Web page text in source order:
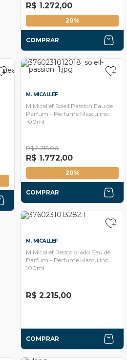
R$ 1.272,00
20%
COMPRAR
M. MICALLEF
M.Micallef Soleil Passion Eau de
Parfum - Perfume Masculino
100ml
R$ 2.215,00
R$ 1.772,00
20%
COMPRAR
M. MICALLEF
M.Micallef Redcolorado Eau de
Parfum - Perfume Masculino
100ml
R$ 2.215,00
COMPRAR